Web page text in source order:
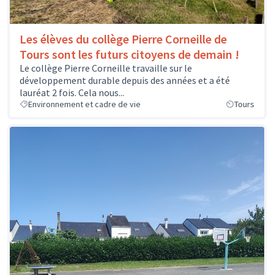
Les élèves du collège Pierre Corneille de
Tours sont les futurs citoyens de demain !
Le collège Pierre Corneille travaille sur le
développement durable depuis des années et a été
lauréat 2 fois. Cela nous...
Environnement et cadre de vie Tours